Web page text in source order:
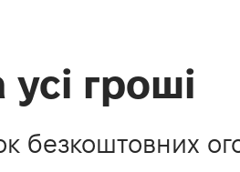
гроші
безкоштовних